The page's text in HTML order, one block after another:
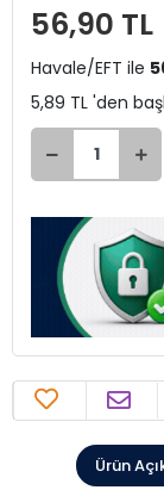
56,90 TL
Havale/EFT ile
5,89 TL 'den
Ürün